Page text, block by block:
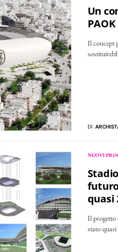
Un
PAOK
Il concept
DI
NUOVI
quasi
Il progetto
stato